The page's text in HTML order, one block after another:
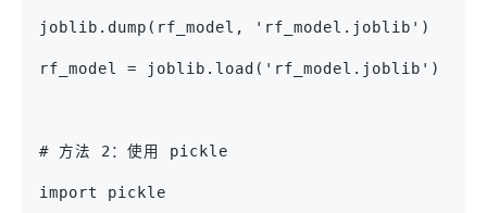
joblib.dump(rf_model, 'rf_model.joblib')
rf_model = joblib.load('rf_model.joblib')
# 方法 2：使用 pickle
import pickle